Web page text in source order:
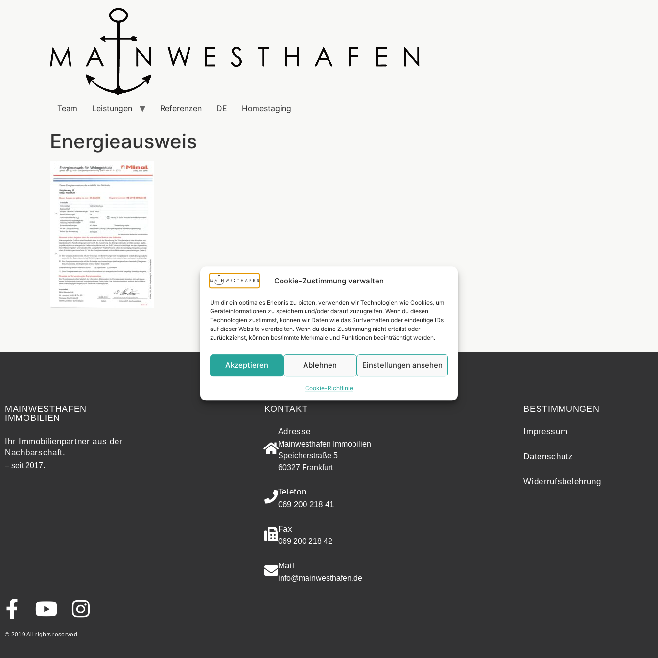
Cookie-Zustimmung verwalten
Um dir ein optimales Erlebnis zu bieten, verwenden wir Technologien wie Cookies, um
Geräteinformationen zu speichern und/oder darauf zuzugreifen. Wenn du diesen
Technologien zustimmst, können wir Daten wie das Surfverhalten oder eindeutige IDs
auf dieser Website verarbeiten. Wenn du deine Zustimmung nicht erteilst oder
zurückziehst, können bestimmte Merkmale und Funktionen beeinträchtigt werden.
Akzeptieren Ablehnen Einstellungen ansehen
Cookie-Richtlinie
Team Leistungen Referenzen DE Homestaging
Energieausweis
MAINWESTHAFEN
IMMOBILIEN
Ihr Immobilienpartner aus der
Nachbarschaft.
– seit 2017.
KONTAKT
Adresse
Mainwesthafen Immobilien
Speicherstraße 5
60327 Frankfurt
Telefon
069 200 218 41
Fax
069 200 218 42
Mail
info@mainwesthafen.de
BESTIMMUNGEN
Impressum
Datenschutz
Widerrufsbelehrung
© 2019 All rights reserved